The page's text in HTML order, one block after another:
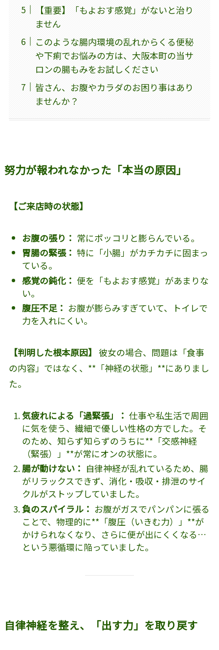
【重要】「もよおす感覚」がないと治り
ません
このような腸内環境の乱れからくる便秘
や下痢でお悩みの方は、大阪本町の当サ
ロンの腸もみをお試しください
皆さん、お腹やカラダのお困り事はあり
ませんか？
努力が報われなかった「本当の原因」
【ご来店時の状態】
お腹の張り： 常にポッコリと膨らんでいる。
胃腸の緊張： 特に「小腸」がカチカチに固まっ
ている。
感覚の鈍化： 便を「もよおす感覚」があまりな
い。
腹圧不足： お腹が膨らみすぎていて、トイレで
力を入れにくい。
【判明した根本原因】 彼女の場合、問題は「食事
の内容」ではなく、**「神経の状態」**にありまし
た。
気疲れによる「過緊張」： 仕事や私生活で周囲
に気を使う、繊細で優しい性格の方でした。そ
のため、知らず知らずのうちに**「交感神経
（緊張）」**が常にオンの状態に。
腸が動けない： 自律神経が乱れているため、腸
がリラックスできず、消化・吸収・排泄のサイ
クルがストップしていました。
負のスパイラル： お腹がガスでパンパンに張る
ことで、物理的に**「腹圧（いきむ力）」**が
かけられなくなり、さらに便が出にくくなる…
という悪循環に陥っていました。
自律神経を整え、「出す力」を取り戻す